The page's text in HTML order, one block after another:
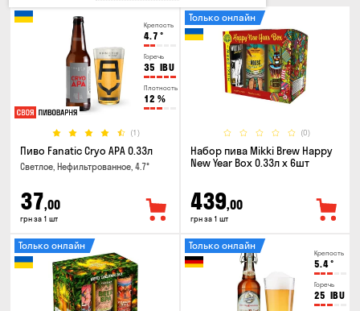
Крепость
4.7 °
Горечь
35 IBU
Плотность
12 %
(1)
Пиво Fanatic Cryo APA 0.33л
Светлое, Нефильтрованное, 4.7°
37,00
грн за 1 шт
(0)
Только онлайн
Набор пива Mikki Brew Happy
New Year Box 0.33л x 6шт
439,00
грн за 1 шт
Только онлайн
Крепость
5.4°
Горечь
25 IBU
Только онлайн